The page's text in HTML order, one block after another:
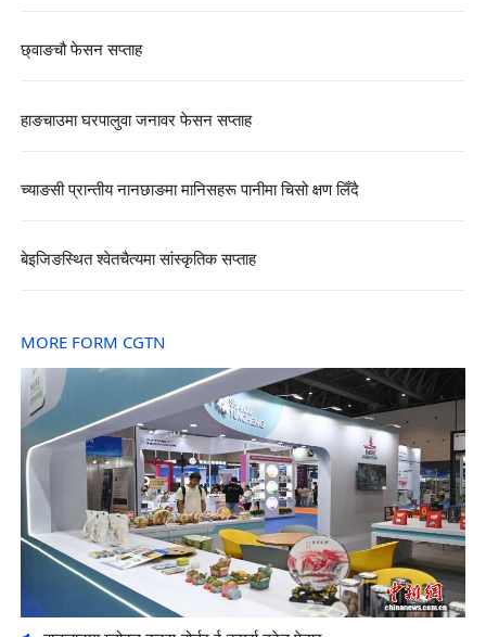
छ्वाङचौ फेसन सप्ताह
हाङचाउमा घरपालुवा जनावर फेसन सप्ताह
च्याङसी प्रान्तीय नानछाङमा मानिसहरू पानीमा चिसो क्षण लिँदै
बेइजिङस्थित श्वेतचैत्यमा सांस्कृतिक सप्ताह
MORE FORM CGTN